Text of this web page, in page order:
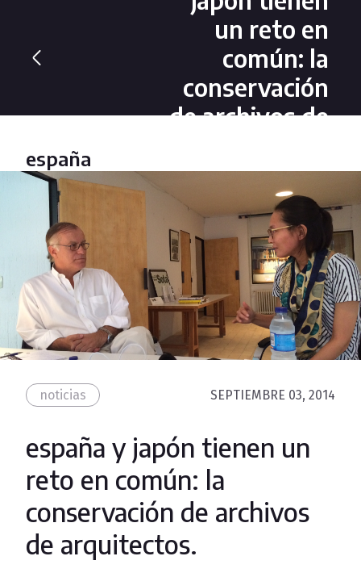
un reto en
común: la
conservación
de archivos de
españa
noticias SEPTIEMBRE 03, 2014
españa y japón tienen un
reto en común: la
conservación de archivos
de arquitectos.